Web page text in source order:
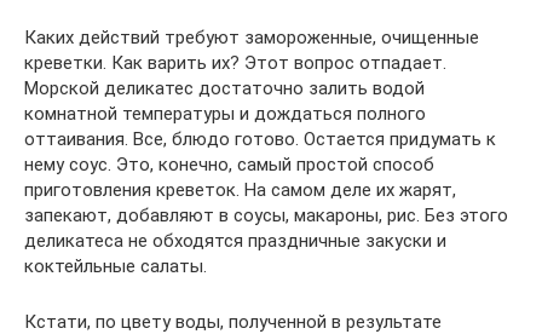
Каких действий требуют замороженные, очищенные
креветки. Как варить их? Этот вопрос отпадает.
Морской деликатес достаточно залить водой
комнатной температуры и дождаться полного
оттаивания. Все, блюдо готово. Остается придумать к
нему соус. Это, конечно, самый простой способ
приготовления креветок. На самом деле их жарят,
запекают, добавляют в соусы, макароны, рис. Без этого
деликатеса не обходятся праздничные закуски и
коктейльные салаты.
Кстати, по цвету воды, полученной в результате